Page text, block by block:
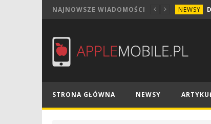
NAJNOWSZE WIADOMOŚCI NEWSY
STRONA GŁÓWNA NEWSY